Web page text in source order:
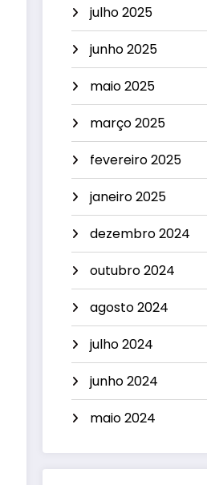
julho 2025
junho 2025
maio 2025
março 2025
fevereiro 2025
janeiro 2025
dezembro 2024
outubro 2024
agosto 2024
julho 2024
junho 2024
maio 2024